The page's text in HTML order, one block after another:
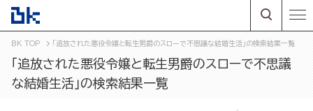
BK TOP 「追放された悪役令嬢と転生男爵のスローで不思議な結婚生活」の検索結果一覧
「追放された悪役令嬢と転生男爵のスローで不思議
な結婚生活」の検索結果一覧